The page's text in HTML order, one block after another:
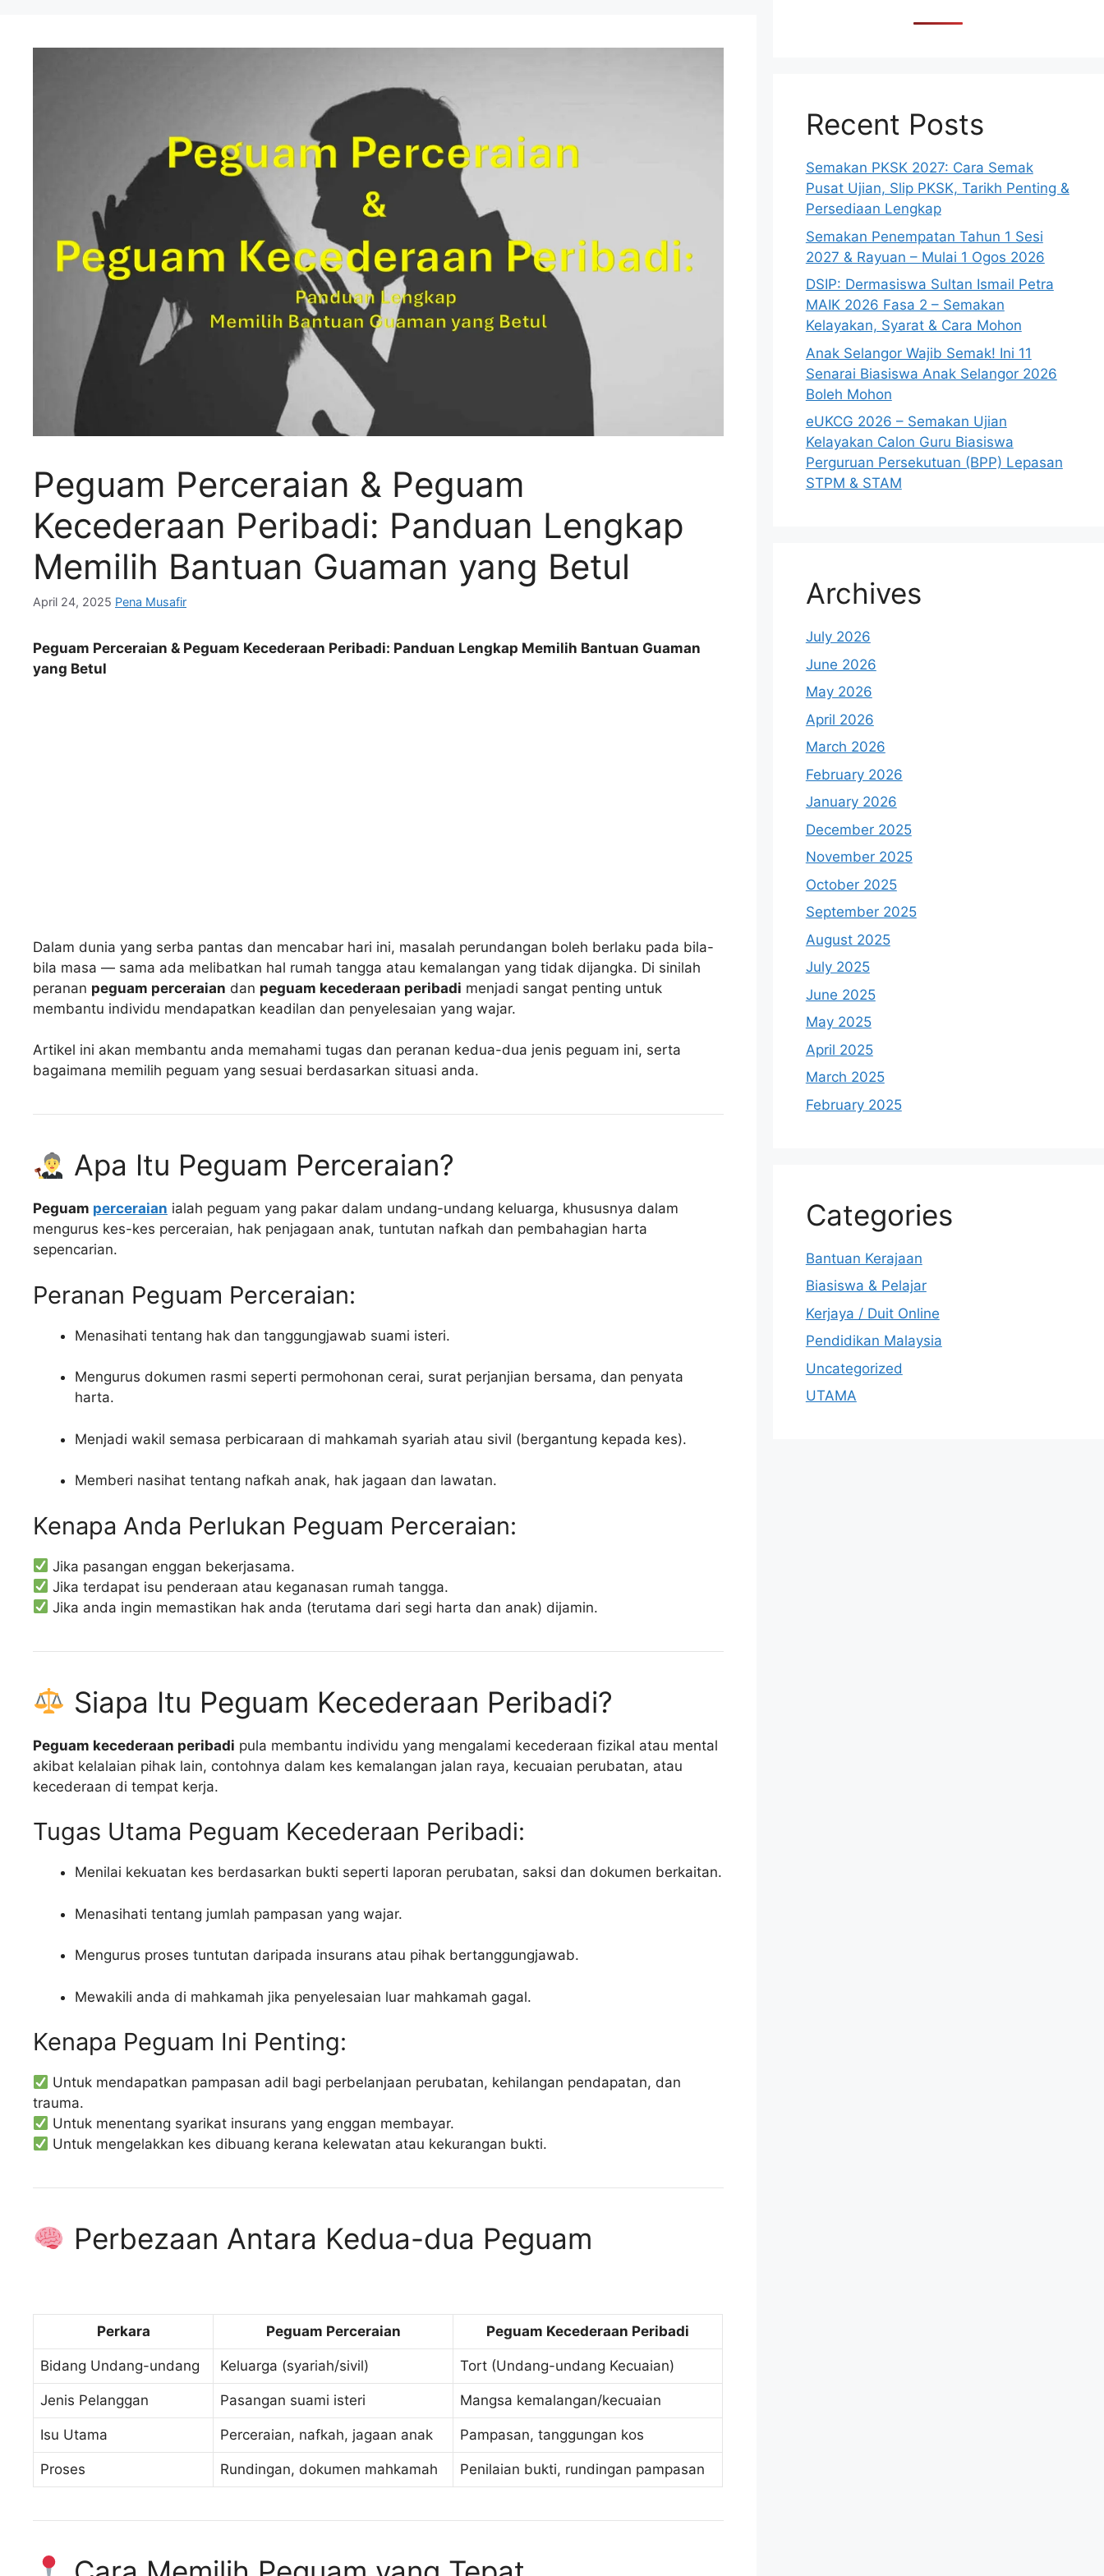
Peguam Perceraian & Peguam
Kecederaan Peribadi: Panduan Lengkap
Memilih Bantuan Guaman yang Betul
April 24, 2025 Pena Musafir
Peguam Perceraian & Peguam Kecederaan Peribadi: Panduan Lengkap Memilih Bantuan Guaman
yang Betul
Dalam dunia yang serba pantas dan mencabar hari ini, masalah perundangan boleh berlaku pada bila-
bila masa — sama ada melibatkan hal rumah tangga atau kemalangan yang tidak dijangka. Di sinilah
peranan peguam perceraian dan peguam kecederaan peribadi menjadi sangat penting untuk
membantu individu mendapatkan keadilan dan penyelesaian yang wajar.
Artikel ini akan membantu anda memahami tugas dan peranan kedua-dua jenis peguam ini, serta
bagaimana memilih peguam yang sesuai berdasarkan situasi anda.
Apa Itu Peguam Perceraian?
Peguam perceraian ialah peguam yang pakar dalam undang-undang keluarga, khususnya dalam
mengurus kes-kes perceraian, hak penjagaan anak, tuntutan nafkah dan pembahagian harta
sepencarian.
Peranan Peguam Perceraian:
Menasihati tentang hak dan tanggungjawab suami isteri.
Mengurus dokumen rasmi seperti permohonan cerai, surat perjanjian bersama, dan penyata
harta.
Menjadi wakil semasa perbicaraan di mahkamah syariah atau sivil (bergantung kepada kes).
Memberi nasihat tentang nafkah anak, hak jagaan dan lawatan.
Kenapa Anda Perlukan Peguam Perceraian:
Jika pasangan enggan bekerjasama.
Jika terdapat isu penderaan atau keganasan rumah tangga.
Jika anda ingin memastikan hak anda (terutama dari segi harta dan anak) dijamin.
Siapa Itu Peguam Kecederaan Peribadi?
Peguam kecederaan peribadi pula membantu individu yang mengalami kecederaan fizikal atau mental
akibat kelalaian pihak lain, contohnya dalam kes kemalangan jalan raya, kecuaian perubatan, atau
kecederaan di tempat kerja.
Tugas Utama Peguam Kecederaan Peribadi:
Menilai kekuatan kes berdasarkan bukti seperti laporan perubatan, saksi dan dokumen berkaitan.
Menasihati tentang jumlah pampasan yang wajar.
Mengurus proses tuntutan daripada insurans atau pihak bertanggungjawab.
Mewakili anda di mahkamah jika penyelesaian luar mahkamah gagal.
Kenapa Peguam Ini Penting:
Untuk mendapatkan pampasan adil bagi perbelanjaan perubatan, kehilangan pendapatan, dan
trauma.
Untuk menentang syarikat insurans yang enggan membayar.
Untuk mengelakkan kes dibuang kerana kelewatan atau kekurangan bukti.
Perbezaan Antara Kedua-dua Peguam
Perkara Peguam Perceraian Peguam Kecederaan Peribadi
Bidang Undang-undang Keluarga (syariah/sivil) Tort (Undang-undang Kecuaian)
Jenis Pelanggan Pasangan suami isteri Mangsa kemalangan/kecuaian
Isu Utama Perceraian, nafkah, jagaan anak Pampasan, tanggungan kos
Proses Rundingan, dokumen mahkamah Penilaian bukti, rundingan pampasan
Recent Posts
Semakan PKSK 2027: Cara Semak
Pusat Ujian, Slip PKSK, Tarikh Penting &
Persediaan Lengkap
Semakan Penempatan Tahun 1 Sesi
2027 & Rayuan – Mulai 1 Ogos 2026
DSIP: Dermasiswa Sultan Ismail Petra
MAIK 2026 Fasa 2 – Semakan
Kelayakan, Syarat & Cara Mohon
Anak Selangor Wajib Semak! Ini 11
Senarai Biasiswa Anak Selangor 2026
Boleh Mohon
eUKCG 2026 – Semakan Ujian
Kelayakan Calon Guru Biasiswa
Perguruan Persekutuan (BPP) Lepasan
STPM & STAM
Archives
July 2026
June 2026
May 2026
April 2026
March 2026
February 2026
January 2026
December 2025
November 2025
October 2025
September 2025
August 2025
July 2025
June 2025
May 2025
April 2025
March 2025
February 2025
Categories
Bantuan Kerajaan
Biasiswa & Pelajar
Kerjaya / Duit Online
Pendidikan Malaysia
Uncategorized
UTAMA